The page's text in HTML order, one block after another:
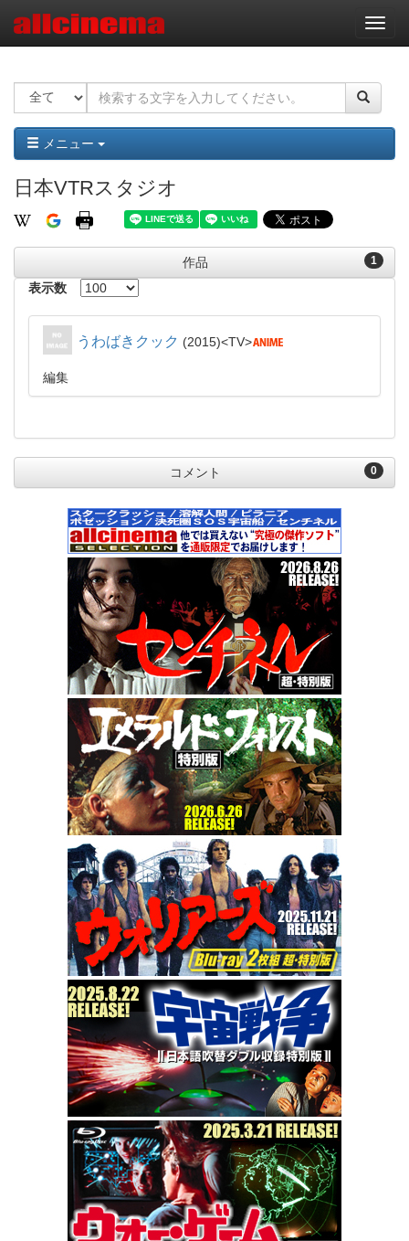
ナ
ビ
ー
ョ
ン
メニュー
日本VTRスタジオ
1
作品
表示数
うわばきクック 2015 TV
編集
0
コメント